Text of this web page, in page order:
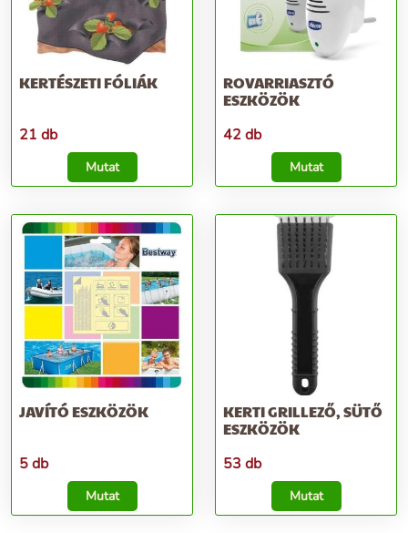
KERTÉSZETI FÓLIÁK
21 db
Mutat
ROVARRIASZTÓ
ESZKÖZÖK
42 db
Mutat
JAVÍTÓ ESZKÖZÖK
5 db
Mutat
KERTI GRILLEZŐ, SÜTŐ
ESZKÖZÖK
53 db
Mutat